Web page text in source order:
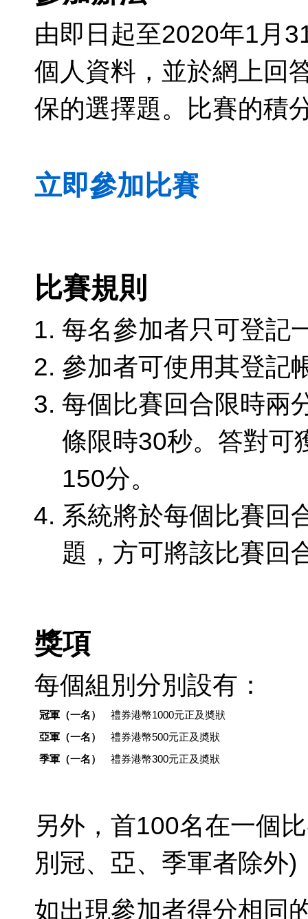
由即日起至2020年1月
個人資料，並於網上回
保的選擇題。比賽的積
立即參加比賽
比賽規則
每名參加者只可登記
參加者可使用其登記
每個比賽回合限時兩
條限時30秒。答對可
150分。
系統將於每個比賽回
題，方可將該比賽回
獎項
每個組別分別設有：
冠軍（一名）
禮券港幣1000元正及奬狀
亞軍（一名）
禮券港幣500元正及奬狀
季軍（一名）
禮券港幣300元正及奬狀
另外，首100名在一個
別冠、亞、季軍者除外
如出現參加者得分相同